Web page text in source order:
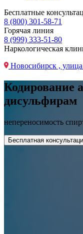
Бесплатные
8 (800) 301-58-71
Горячая линия
8 (999) 333-51-80
Наркологическая
Новосибирск ,
Кодирование
дисульфирам
непереносимость
Бесплатная